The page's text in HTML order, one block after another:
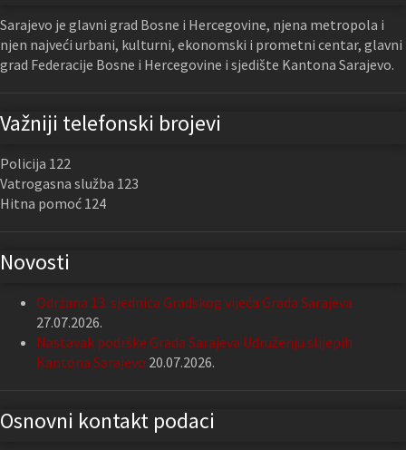
Sarajevo je glavni grad Bosne i Hercegovine, njena metropola i
njen najveći urbani, kulturni, ekonomski i prometni centar, glavni
grad Federacije Bosne i Hercegovine i sjedište Kantona Sarajevo.
Važniji telefonski brojevi
Policija 122
Vatrogasna služba 123
Hitna pomoć 124
Novosti
Održana 13. sjednica Gradskog vijeća Grada Sarajeva
27.07.2026.
Nastavak podrške Grada Sarajeva Udruženju slijepih
Kantona Sarajevo 20.07.2026.
Osnovni kontakt podaci